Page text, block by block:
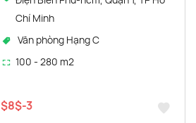
Chí Minh
Văn phòng Hạng C
100 - 280 m2
$8$-3